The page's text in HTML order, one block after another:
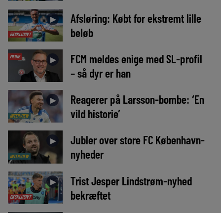
EKSKLUSIVT
►
Afsløring: Købt for ekstremt lille
beløb
MEDIE ►
FCM meldes enige med SL-profil
– så dyr er han
INTERVIEW
►
Reagerer på Larsson-bombe: ‘En
vild historie’
INTERVIEW
►
Jubler over store FC København-
nyheder
EKSKLUSIVT
►
Trist Jesper Lindstrøm-nyhed
bekræftet